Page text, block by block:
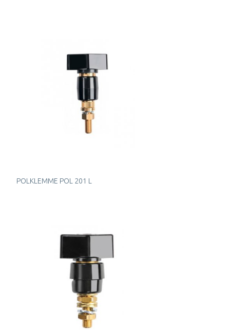
POLKLEMME POL 201 L